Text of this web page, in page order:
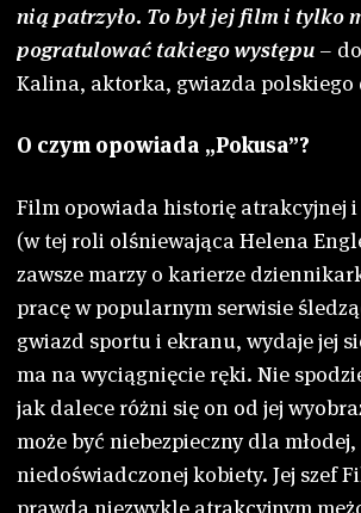
nią patrzyło. To był jej film i tylko
pogratulować takiego występu –
Kalina, aktorka, gwiazda
O czym opowiada „Pokusa”?
Film opowiada historię atrakcyjnej
(w tej roli olśniewająca Helena
zawsze marzy o karierze
pracę w popularnym serwisie
gwiazd sportu i ekranu, wydaje jej
ma na wyciągnięcie ręki. Nie
jak dalece różni się on od jej
może być niebezpieczny dla młodej,
niedoświadczonej kobiety. Jej szef
prawda niezwykle atrakcyjnym